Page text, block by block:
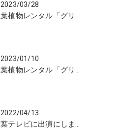
2023/03/28
観葉植物レンタル「グリーン・ポケット」柏市のカフェ＆ドッグランに設置しました
2023/01/10
観葉植物レンタル「グリーンポケット」展示会を開催中！
2022/04/13
千葉テレビに出演にします！